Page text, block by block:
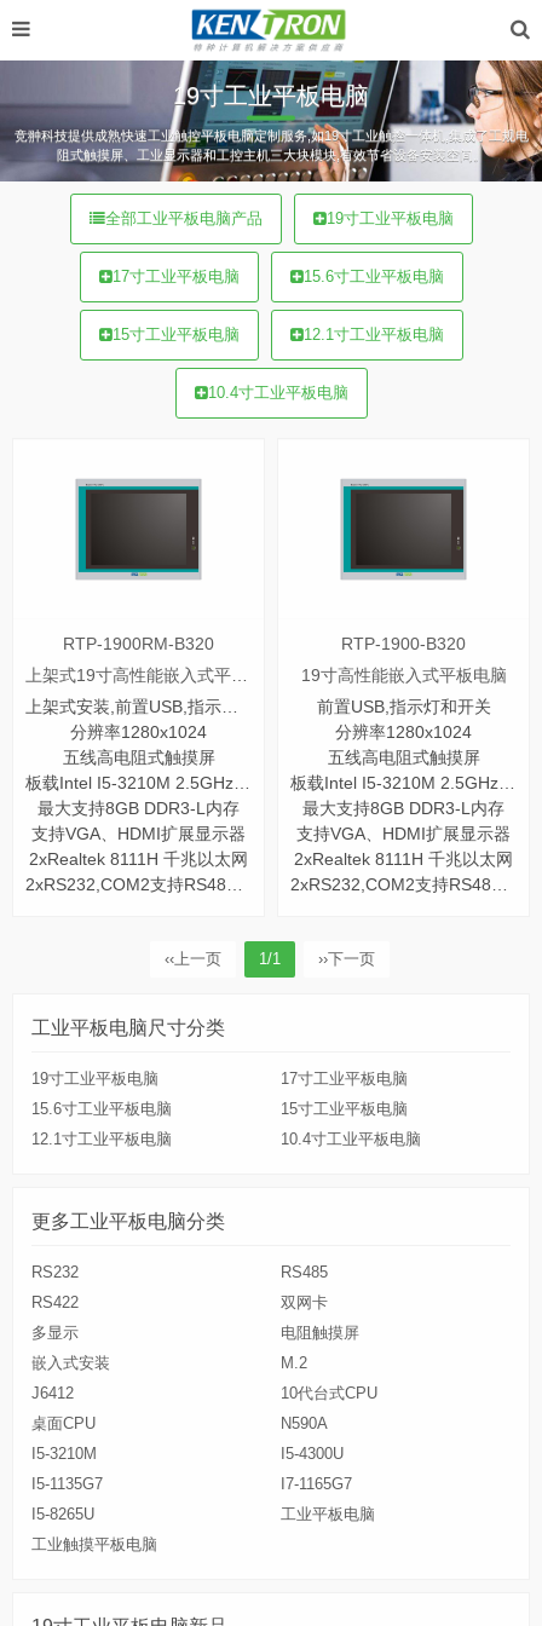
19寸工业平板电脑
竞翀科技提供成熟快速工业触控平板电脑定制服务,如19寸工业触控一体机,集成了工规电
阻式触摸屏、工业显示器和工控主机三大块模块,有效节省设备安装空间。
全部工业平板电脑产品 19寸工业平板电脑
17寸工业平板电脑 15.6寸工业平板电脑
15寸工业平板电脑 12.1寸工业平板电脑
10.4寸工业平板电脑
RTP-1900RM-B320
分辨率1280x1024
五线高电阻式触摸屏
板载Intel I5-3210M 2.5GHz 双核处理器
最大支持8GB DDR3-L内存
支持VGA、HDMI扩展显示器
2xRealtek 8111H 千兆以太网
2xRS232,COM2支持RS485/422
RTP-1900-B320
19寸高性能嵌入式平板电脑
前置USB,指示灯和开关
分辨率1280x1024
五线高电阻式触摸屏
板载Intel I5-3210M 2.5GHz 双核处理器
最大支持8GB DDR3-L内存
支持VGA、HDMI扩展显示器
2xRealtek 8111H 千兆以太网
2xRS232,COM2支持RS485/422
‹‹上一页 1/1 ››下一页
工业平板电脑尺寸分类
19寸工业平板电脑
17寸工业平板电脑
15.6寸工业平板电脑
15寸工业平板电脑
12.1寸工业平板电脑
10.4寸工业平板电脑
更多工业平板电脑分类
RS232
RS485
RS422
双网卡
多显示
电阻触摸屏
嵌入式安装
M.2
J6412
10代台式CPU
桌面CPU
N590A
I5-3210M
I5-4300U
I5-1135G7
I7-1165G7
I5-8265U
工业平板电脑
工业触摸平板电脑